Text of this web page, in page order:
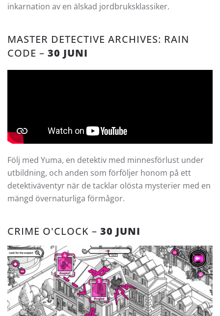
inkarnation av en älskad jordbruksklassiker.
MASTER DETECTIVE ARCHIVES: RAIN
CODE – 30 JUNI
Följ med Yuma, en detektiv med minnesförlust under
utbildning, och anden som förföljer honom på ett
detektiväventyr när de tacklar olösta mysterier med en
mängd övernaturliga förmågor.
CRIME O'CLOCK – 30 JUNI